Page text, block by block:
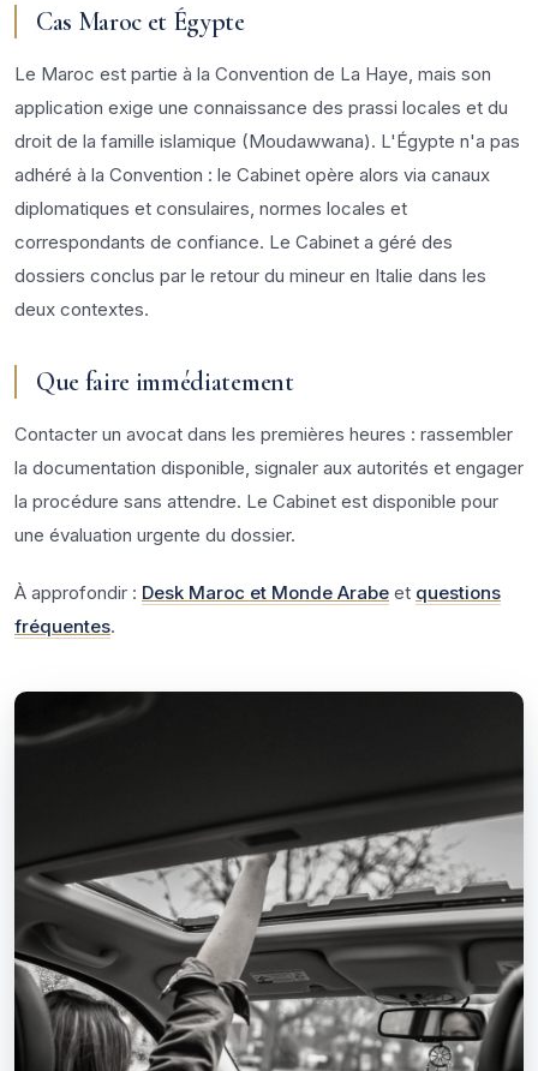
Cas Maroc et Égypte
Le Maroc est partie à la Convention de La Haye, mais son
application exige une connaissance des prassi locales et du
droit de la famille islamique (Moudawwana). L'Égypte n'a pas
adhéré à la Convention : le Cabinet opère alors via canaux
diplomatiques et consulaires, normes locales et
correspondants de confiance. Le Cabinet a géré des
dossiers conclus par le retour du mineur en Italie dans les
deux contextes.
Que faire immédiatement
Contacter un avocat dans les premières heures : rassembler
la documentation disponible, signaler aux autorités et engager
la procédure sans attendre. Le Cabinet est disponible pour
une évaluation urgente du dossier.
À approfondir : Desk Maroc et Monde Arabe et questions
fréquentes.